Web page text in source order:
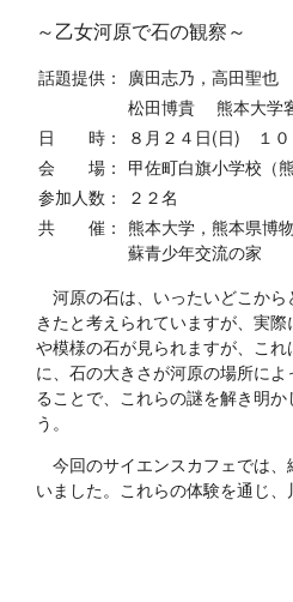
～乙女河原で石の観察～
話題提供： 廣田志乃，高田聖
松田博貴 熊本大学
日 時：
８月２４日(日) １０
会 場： 甲佐町白旗小学校（
参加人数：
２２名
共 催： 熊本大学，熊本県博
蘇青少年交流の家
河原の石は、いったいどこから
きたと考えられていますが、実
や模様の石が見られますが、こ
に、石の大きさが河原の場所に
ることで、これらの謎を解き明
う。
今回のサイエンスカフェでは、
いました。これらの体験を通じ